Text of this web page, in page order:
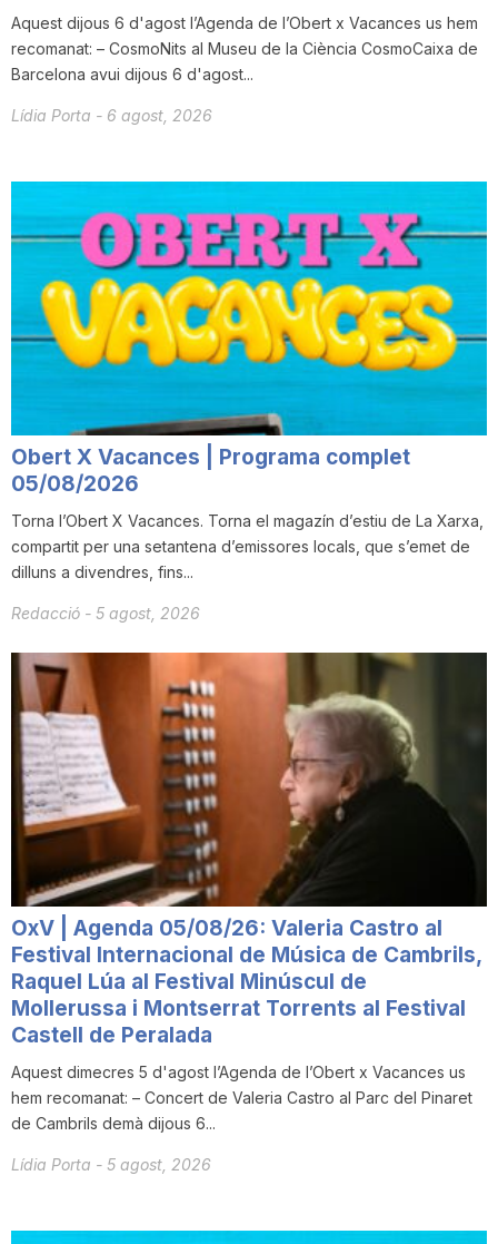
r
a
n
Aquest dijous 6 d'agost l’Agenda de l’Obert x Vacances us hem
recomanat: – CosmoNits al Museu de la Ciència CosmoCaixa de
Barcelona avui dijous 6 d'agost...
Lídia Porta - 6 agost, 2026
Obert X Vacances | Programa complet
05/08/2026
Torna l’Obert X Vacances. Torna el magazín d’estiu de La Xarxa,
compartit per una setantena d’emissores locals, que s’emet de
dilluns a divendres, fins...
Redacció - 5 agost, 2026
OxV | Agenda 05/08/26: Valeria Castro al
Festival Internacional de Música de Cambrils,
Raquel Lúa al Festival Minúscul de
Mollerussa i Montserrat Torrents al Festival
Castell de Peralada
Aquest dimecres 5 d'agost l’Agenda de l’Obert x Vacances us
hem recomanat: – Concert de Valeria Castro al Parc del Pinaret
de Cambrils demà dijous 6...
Lídia Porta - 5 agost, 2026